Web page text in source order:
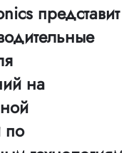
представит
на
по